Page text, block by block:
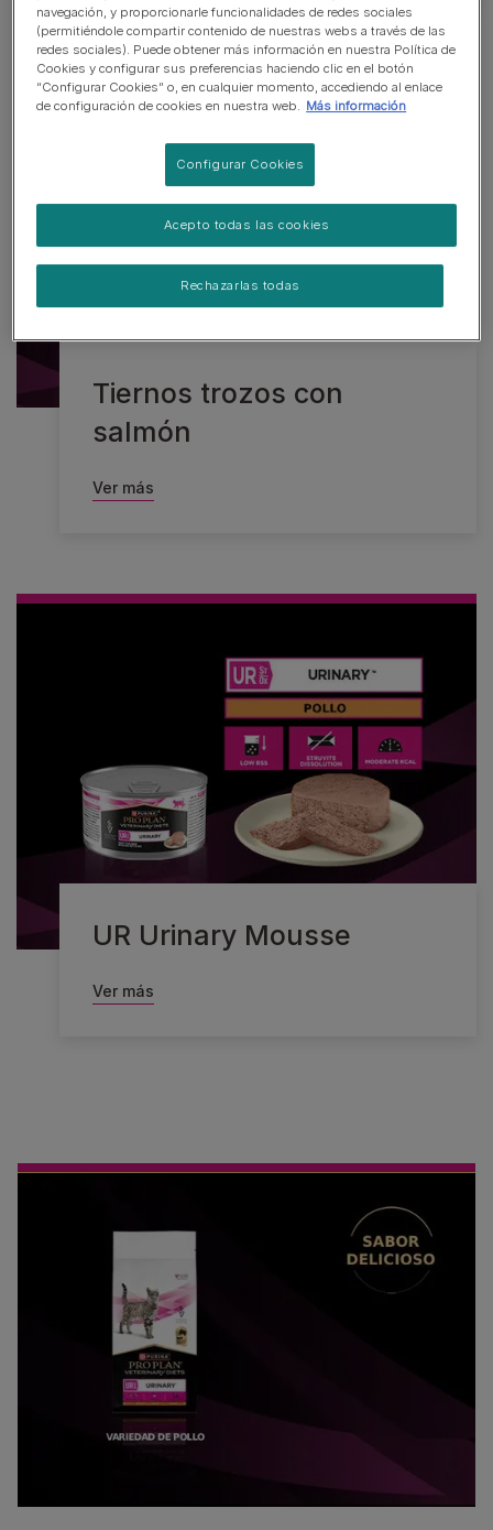
Tiernos trozos con
salmón
Ver más
UR Urinary Mousse
Ver más
navegación, y proporcionarle funcionalidades de redes sociales
(permitiéndole compartir contenido de nuestras webs a través de las
redes sociales). Puede obtener más información en nuestra Política de
Cookies y configurar sus preferencias haciendo clic en el botón
“Configurar Cookies” o, en cualquier momento, accediendo al enlace
de configuración de cookies en nuestra web. Más información
Configurar Cookies
Rechazarlas todas
Acepto todas las cookies